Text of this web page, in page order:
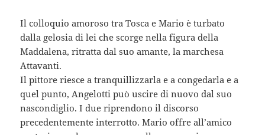
Il colloquio amoroso tra Tosca e Mario è turbato
dalla gelosia di lei che scorge nella figura della
Maddalena, ritratta dal suo amante, la marchesa
Attavanti.
Il pittore riesce a tranquillizzarla e a congedarla e a
quel punto, Angelotti può uscire di nuovo dal suo
nascondiglio. I due riprendono il discorso
precedentemente interrotto. Mario offre all’amico